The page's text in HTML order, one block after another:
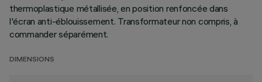
thermoplastique métallisée, en position renfoncée dans
l'écran anti-éblouissement. Transformateur non compris, à
commander séparément.
DIMENSIONS